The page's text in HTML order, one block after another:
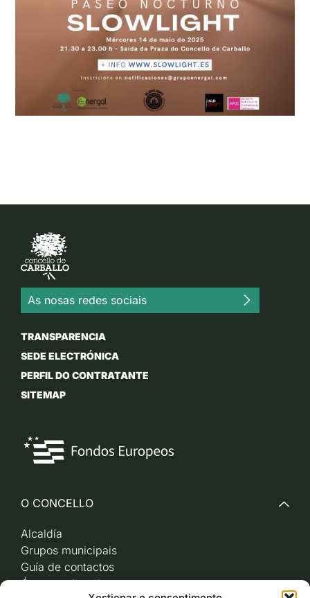
As nosas redes sociais
TRANSPARENCIA
SEDE ELECTRÓNICA
PERFIL DO CONTRATANTE
SITEMAP
O CONCELLO
Alcaldía
Grupos municipais
Guía de contactos
Órganos de goberno